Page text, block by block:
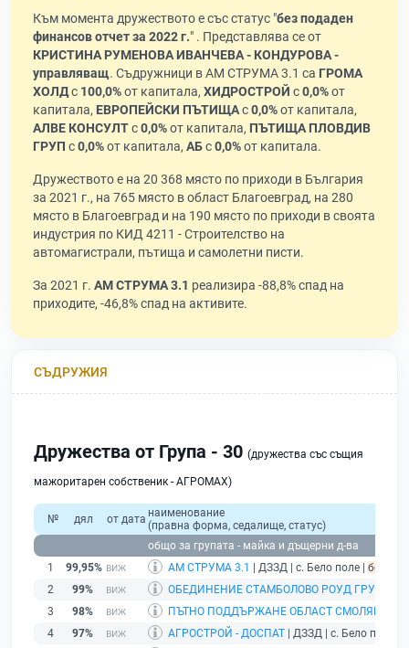
Към момента дружеството е със статус "без подаден
финансов отчет за 2022 г." . Представлява се от
КРИСТИНА РУМЕНОВА ИВАНЧЕВА - КОНДУРОВА -
управляващ. Съдружници в АМ СТРУМА 3.1 са ГРОМА
ХОЛДс 100,0%от капитала, ХИДРОСТРОЙ с0,0%от
капитала, ЕВРОПЕЙСКИ ПЪТИЩАс0,0%от капитала,
АЛВЕ КОНСУЛТс0,0%от капитала, ПЪТИЩА ПЛОВДИВ
ГРУП с0,0%от капитала, АБс0,0%от капитала.
Дружеството е на 20 368 място по приходи в България
за 2021 г., на 765 място в област Благоевград, на 280
място в Благоевград и на 190 място по приходи в своята
индустрия по КИД 4211 - Строителство на
автомагистрали, пътища и самолетни писти.
За 2021 г. АМ СТРУМА 3.1 реализира -88,8% спад на
приходите, -46,8% спад на активите.
СЪДРУЖИЯ
Дружества от Група - 30 (дружества със същия
мажоритарен собственик - АГРОМАХ)
№ дял от дата наименование
(правна форма, седалище, статус)
общо за групата - майка и дъщерни д-ва
1
99,95% АМ СТРУМА 3.1 | ДЗЗД | с. Бело поле | без
2
99% ОБЕДИНЕНИЕ СТАМБОЛОВО РОУД ГРУП
3
98% ПЪТНО ПОДДЪРЖАНЕ ОБЛАСТ СМОЛЯН
4
97% АГРОСТРОЙ - ДОСПАТ | ДЗЗД | с. Бело поле |